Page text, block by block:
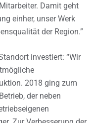
Damit geht
einher, unser Werk
der Region.”
investiert: “Wir
2018 ging zum
der neben